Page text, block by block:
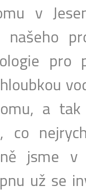
v
našeho
a
co
jsme
už se